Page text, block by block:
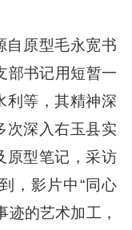
自原型毛永宽书
部书记用短暂一
利等，其精神深
次深入右玉县实
原型笔记，采访
，影片中“同心
迹的艺术加工，